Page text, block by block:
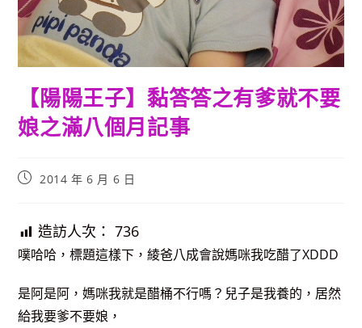
【陽陽王子】黏答答之有爹就不要
娘之滿八個月記事
Post2014 年 6 月 6 日
造訪人次： 736
噗哈哈，標題這樣下，綾爸八成會說媽咪我吃醋了XDDD
是阿是阿，媽咪我就是醋桶不行嗎？兒子是我養的，居然
給我要爹不要娘，